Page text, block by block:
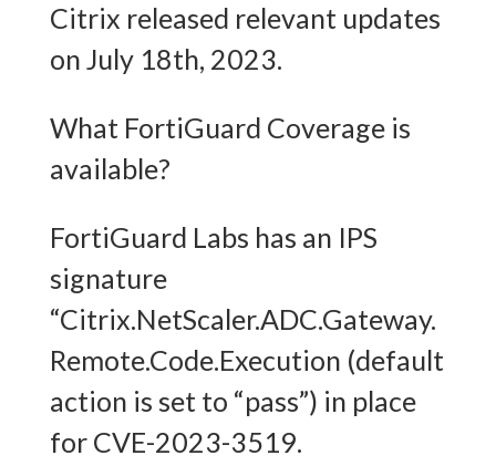
Citrix released relevant updates
on July 18th, 2023.
What FortiGuard Coverage is
available?
FortiGuard Labs has an IPS
signature
“Citrix.NetScaler.ADC.Gateway.
Remote.Code.Execution (default
action is set to “pass”) in place
for CVE-2023-3519.